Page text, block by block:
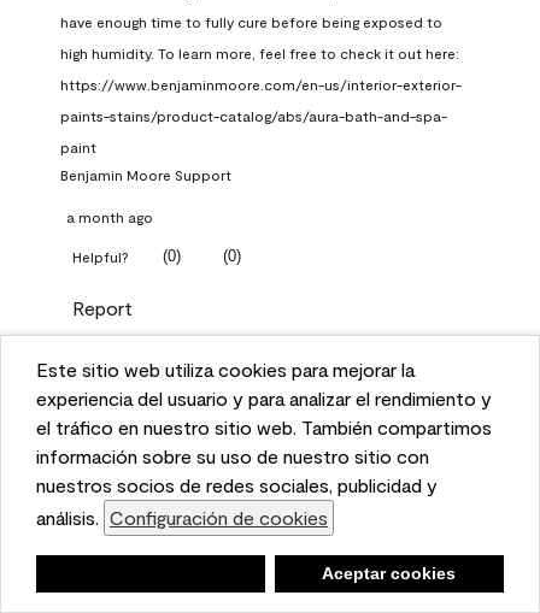
This website uses cookies to enhance user experience
and to analyze performance and traffic on our website.
We also share information about your use of our site
with our social media, advertising, and analytics
partners. Cookie Settings
Accept Cookies
Este sitio web utiliza cookies para mejorar la
experiencia del usuario y para analizar el rendimiento y
el tráfico en nuestro sitio web. También compartimos
información sobre su uso de nuestro sitio con
nuestros socios de redes sociales, publicidad y
análisis. Configuración de cookies
Aceptar cookies
have enough time to fully cure before being exposed to
high humidity. To learn more, feel free to check it out here:
https://www.benjaminmoore.com/en-us/interior-exterior-
paints-stains/product-catalog/abs/aura-bath-and-spa-
paint
Benjamin Moore Support
a month ago
Helpful? (0) (0)
Report
Q: What Aura paint color
should I use in north facing
entryway?
1 Answer